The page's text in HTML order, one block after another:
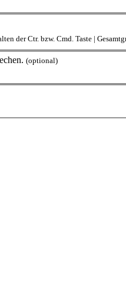
der Ctr. bzw. Cmd. Taste |
(optional)